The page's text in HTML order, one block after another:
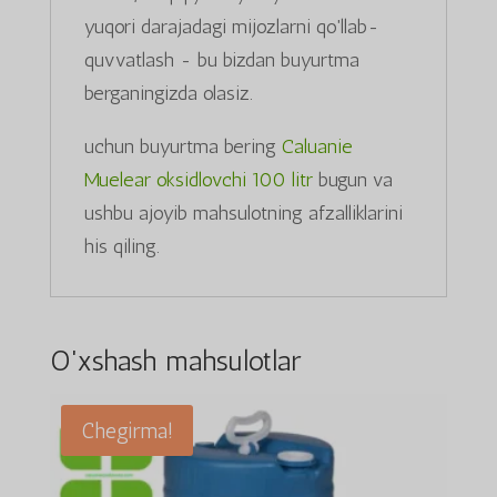
yuqori darajadagi mijozlarni qo'llab-
quvvatlash - bu bizdan buyurtma
berganingizda olasiz.
uchun buyurtma bering Caluanie
Muelear oksidlovchi 100 litrbugun va
ushbu ajoyib mahsulotning afzalliklarini
his qiling.
O'xshash mahsulotlar
Chegirma!